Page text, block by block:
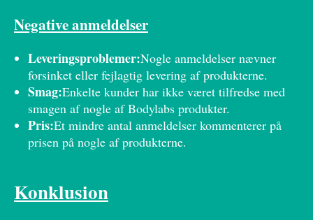
Negative anmeldelser
Leveringsproblemer:Nogle anmeldelser nævner
forsinket eller fejlagtig levering af produkterne.
Smag:Enkelte kunder har ikke været tilfredse med
smagen af nogle af Bodylabs produkter.
Pris:Et mindre antal anmeldelser kommenterer på
prisen på nogle af produkterne.
Konklusion